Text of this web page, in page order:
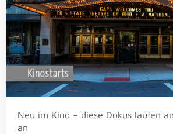
Neu im Kino – diese Dokus laufen
an